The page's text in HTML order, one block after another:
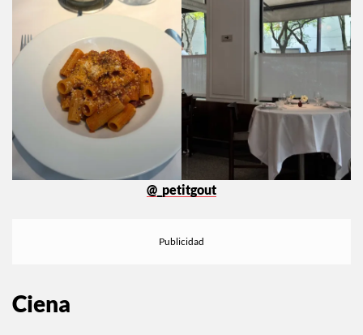
@_petitgout
Ciena